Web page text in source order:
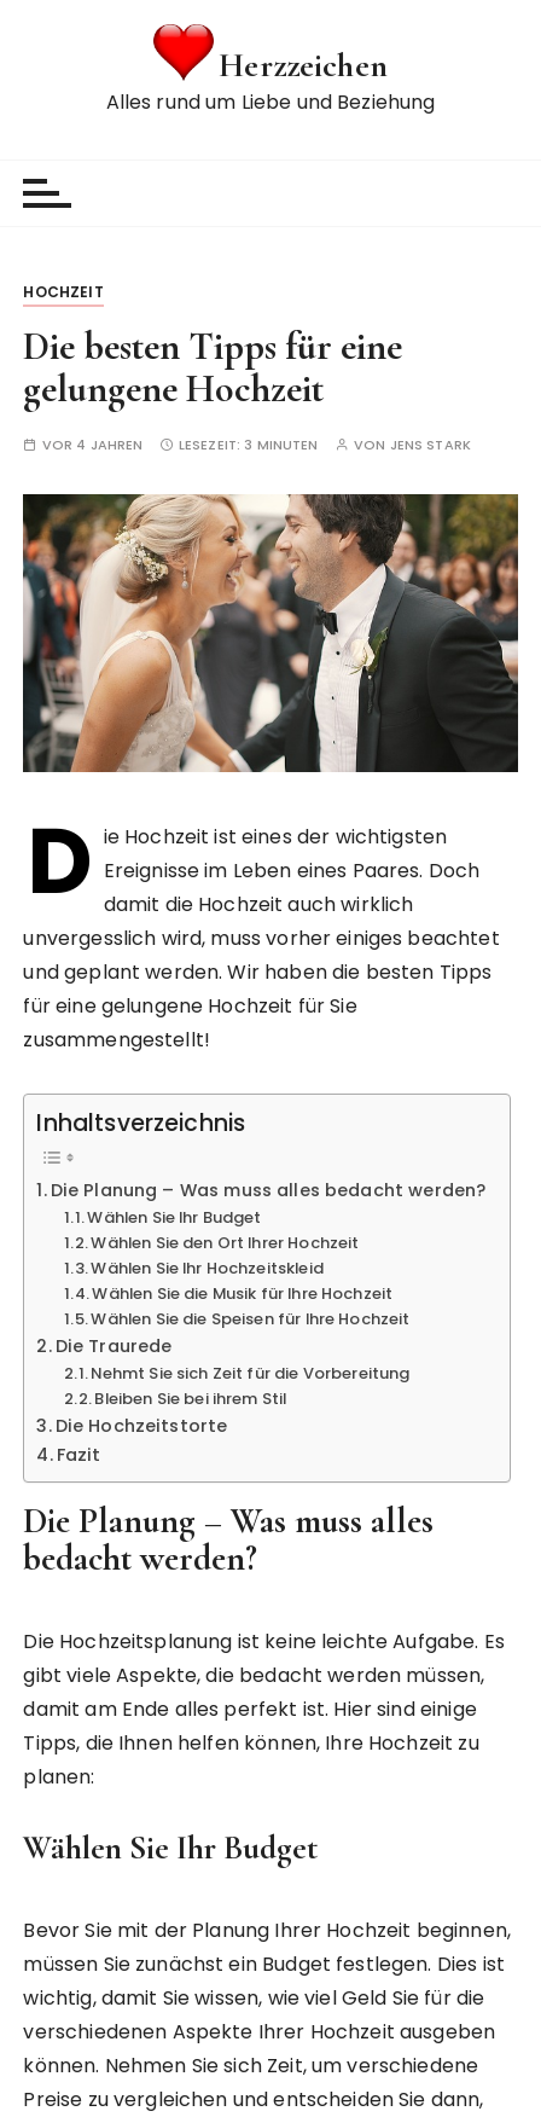
Herzzeichen
Alles rund um Liebe und Beziehung
HOCHZEIT
Die besten Tipps für eine
gelungene Hochzeit
VOR 4 JAHREN LESEZEIT: 3 MINUTEN VON JENS STARK
D ie Hochzeit ist eines der wichtigsten
Ereignisse im Leben eines Paares. Doch
damit die Hochzeit auch wirklich
unvergesslich wird, muss vorher einiges beachtet
und geplant werden. Wir haben die besten Tipps
für eine gelungene Hochzeit für Sie
zusammengestellt!
Inhaltsverzeichnis
Die Planung – Was muss alles bedacht werden?
Wählen Sie Ihr Budget
Wählen Sie den Ort Ihrer Hochzeit
Wählen Sie Ihr Hochzeitskleid
Wählen Sie die Musik für Ihre Hochzeit
Wählen Sie die Speisen für Ihre Hochzeit
Die Traurede
Nehmt Sie sich Zeit für die Vorbereitung
Bleiben Sie bei ihrem Stil
Die Hochzeitstorte
Fazit
Die Planung – Was muss alles
bedacht werden?
Die Hochzeitsplanung ist keine leichte Aufgabe. Es
gibt viele Aspekte, die bedacht werden müssen,
damit am Ende alles perfekt ist. Hier sind einige
Tipps, die Ihnen helfen können, Ihre Hochzeit zu
planen:
Wählen Sie Ihr Budget
Bevor Sie mit der Planung Ihrer Hochzeit beginnen,
müssen Sie zunächst ein Budget festlegen. Dies ist
wichtig, damit Sie wissen, wie viel Geld Sie für die
verschiedenen Aspekte Ihrer Hochzeit ausgeben
können. Nehmen Sie sich Zeit, um verschiedene
Preise zu vergleichen und entscheiden Sie dann,